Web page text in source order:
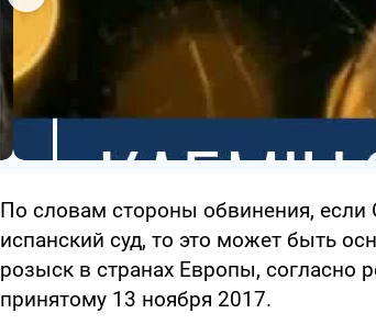
По словам стороны обвинения, если
испанский суд, то это может быть
розыск в странах Европы, согласно
принятому 13 ноября 2017.